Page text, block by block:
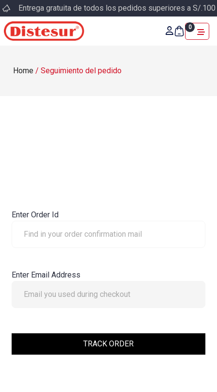
Entrega gratuita de todos los pedidos superiores a S/.100
0
Home / Seguimiento del pedido
Enter Order Id
Enter Email Address
TRACK ORDER